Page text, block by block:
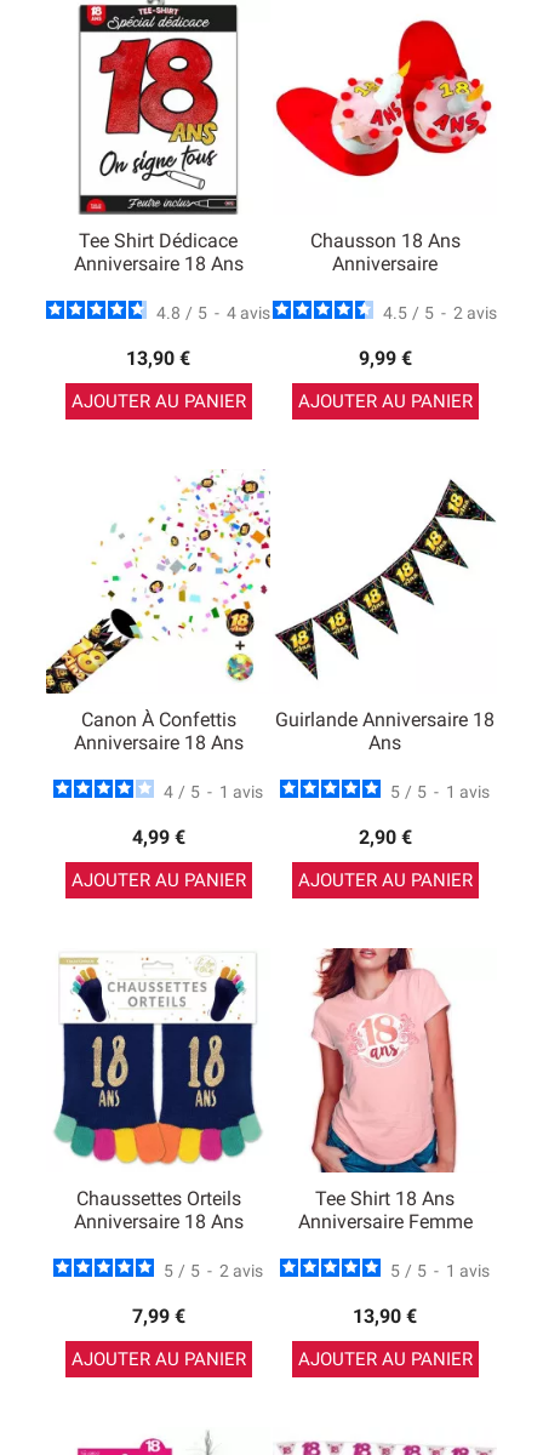
Tee Shirt Dédicace
Anniversaire 18 Ans
4.8 / 5 - 4 avis
13,90 €
AJOUTER AU PANIER
Chausson 18 Ans
Anniversaire
4.5 / 5 - 2 avis
9,99 €
AJOUTER AU PANIER
Canon À Confettis
Anniversaire 18 Ans
4 / 5 - 1 avis
4,99 €
AJOUTER AU PANIER
Guirlande Anniversaire 18
Ans
5 / 5 - 1 avis
2,90 €
AJOUTER AU PANIER
Chaussettes Orteils
Anniversaire 18 Ans
5 / 5 - 2 avis
7,99 €
AJOUTER AU PANIER
Tee Shirt 18 Ans
Anniversaire Femme
5 / 5 - 1 avis
13,90 €
AJOUTER AU PANIER